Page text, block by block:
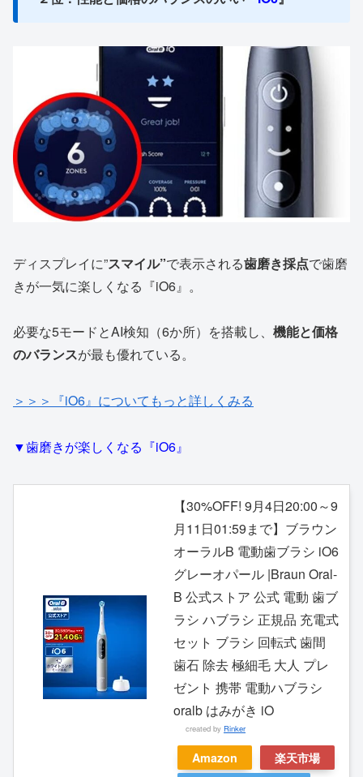
ディスプレイに”スマイル”で表示される歯磨き採点で歯磨
きが一気に楽しくなる『iO6』。
必要な5モードとAI検知（6か所）を搭載し、 機能と価格
のバランスが最も優れている。
＞＞＞『iO6』についてもっと詳しくみる
▼歯磨きが楽しくなる『iO6』
【30%OFF! 9月4日20:00～9
月11日01:59まで】ブラウン
オーラルB 電動歯ブラシ iO6
グレーオパール |Braun Oral-
B 公式ストア 公式 電動 歯ブ
ラシ ハブラシ 正規品 充電式
セット ブラシ 回転式 歯間
歯石 除去 極細毛 大人 プレ
ゼント 携帯 電動ハブラシ
oralb はみがき iO
created by Rinker
Amazon
楽天市場